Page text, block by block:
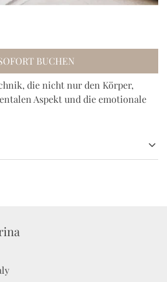
BUCHEN
die nicht nur den Körper,
Aspekt und die emotionale